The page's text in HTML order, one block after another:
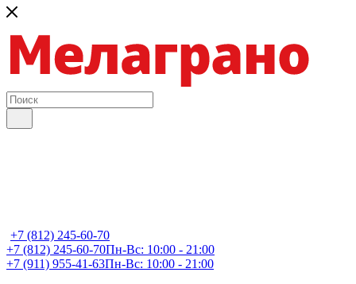
+7 (812) 245-60-70
+7 (812) 245-60-70Пн-Вс: 10:00 - 21:00
+7 (911) 955-41-63Пн-Вс: 10:00 - 21:00